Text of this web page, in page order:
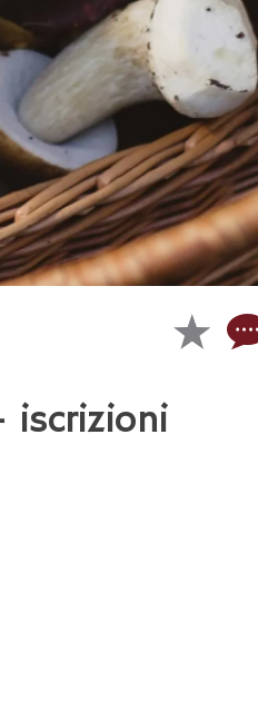
iscrizioni